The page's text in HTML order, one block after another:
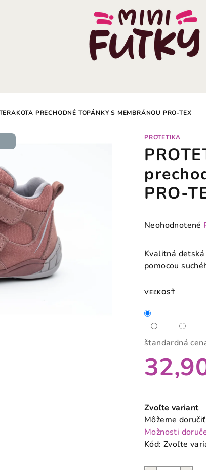
PRECHODNÉ TOPÁNKY S MEMBRÁNOU PRO-TEX
PROTETIKA
PRO-
Priemerné
produktu
0,0
5
hviezdičiek.
Neohodnotené
Kvalitná
pomocou
VEĽKOSŤ
štandardná
cena:
Zvoľte variant
Môžeme
Možnosti
Kód: Zvoľte